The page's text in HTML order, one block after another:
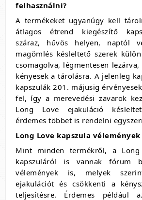
felhasználni?
A termékeket ugyanúgy kell
átlagos étrend kiegészítő
száraz, hűvös helyen, naptól
magömlés késleltető szerek
csomagolva, légmentesen
kényesek a tárolásra. A jelenleg
kapszulák 201. májusig
fel, így a merevedési zavarok
Long Love ejakuláció
érdemes többet is rendelni
Long Love kapszula vélemények
Mint minden termékről, a Long
kapszuláról is vannak fórum
vélemények is, melyek
ejakulációt és csökkenti a
teljesítésre. Érdemes például